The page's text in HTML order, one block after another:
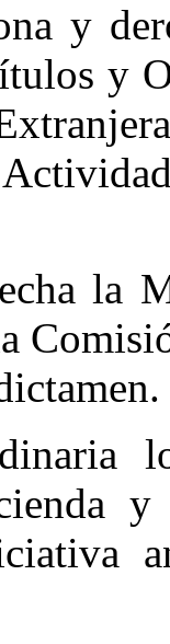
y
y
la